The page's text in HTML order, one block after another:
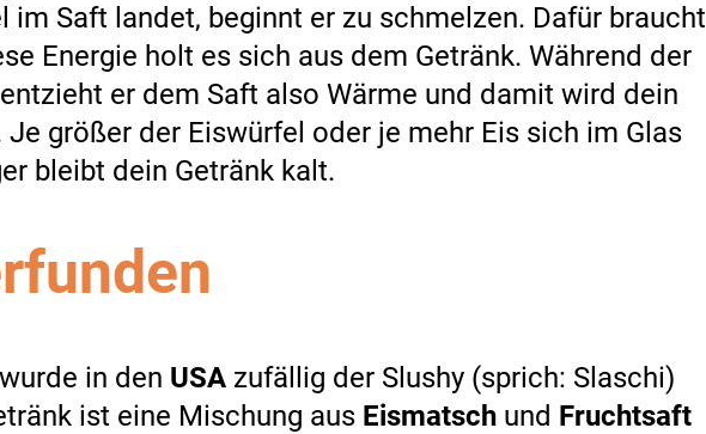
im Saft landet, beginnt er zu schmelzen. Dafür braucht
Energie holt es sich aus dem Getränk. Während der
er dem Saft also Wärme und damit wird dein
Je größer der Eiswürfel oder je mehr Eis sich im Glas
bleibt dein Getränk kalt.
in den USA zufällig der Slushy (sprich: Slaschi)
ist eine Mischung aus Eismatsch und Fruchtsaft